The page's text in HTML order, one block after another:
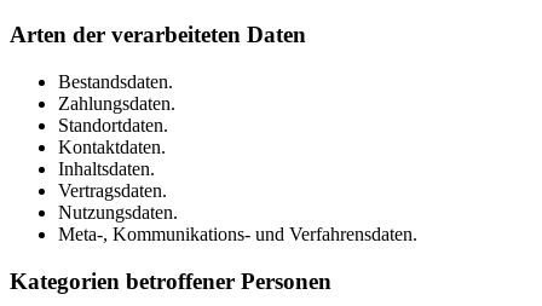
Arten der verarbeiteten Daten
Bestandsdaten.
Zahlungsdaten.
Standortdaten.
Kontaktdaten.
Inhaltsdaten.
Vertragsdaten.
Nutzungsdaten.
Meta-, Kommunikations- und Verfahrensdaten.
Kategorien betroffener Personen